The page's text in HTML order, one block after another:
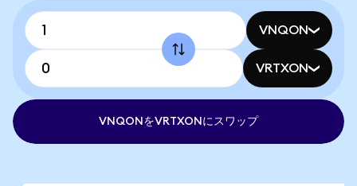
VNQON
VRTXON
VNQONをVRTXONにスワップ